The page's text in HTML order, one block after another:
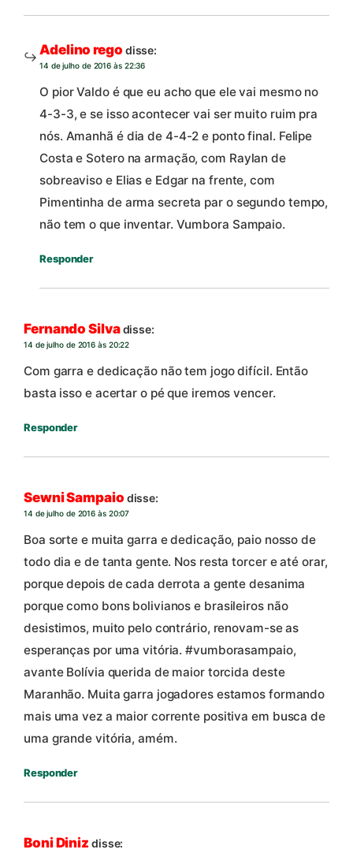
Adelino rego disse:
14 de julho de 2016 às 22:36
O pior Valdo é que eu acho que ele vai mesmo no
4-3-3, e se isso acontecer vai ser muito ruim pra
nós. Amanhã é dia de 4-4-2 e ponto final. Felipe
Costa e Sotero na armação, com Raylan de
sobreaviso e Elias e Edgar na frente, com
Pimentinha de arma secreta par o segundo tempo,
não tem o que inventar. Vumbora Sampaio.
Responder
Fernando Silvadisse:
14 de julho de 2016 às 20:22
Com garra e dedicação não tem jogo difícil. Então
basta isso e acertar o pé que iremos vencer.
Responder
Sewni Sampaio disse:
14 de julho de 2016 às 20:07
Boa sorte e muita garra e dedicação, paio nosso de
todo dia e de tanta gente. Nos resta torcer e até orar,
porque depois de cada derrota a gente desanima
porque como bons bolivianos e brasileiros não
desistimos, muito pelo contrário, renovam-se as
esperanças por uma vitória. #vumborasampaio,
avante Bolívia querida de maior torcida deste
Maranhão. Muita garra jogadores estamos formando
mais uma vez a maior corrente positiva em busca de
uma grande vitória, amém.
Responder
Boni Diniz disse: